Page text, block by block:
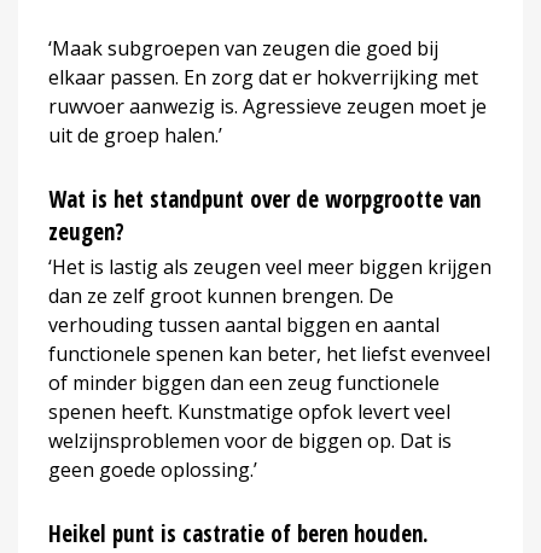
‘Maak subgroepen van zeugen die goed bij
elkaar passen. En zorg dat er hokverrijking met
ruwvoer aanwezig is. Agressieve zeugen moet je
uit de groep halen.’
Wat is het standpunt over de worpgrootte van
zeugen?
‘Het is lastig als zeugen veel meer biggen krijgen
dan ze zelf groot kunnen brengen. De
verhouding tussen aantal biggen en aantal
functionele spenen kan beter, het liefst evenveel
of minder biggen dan een zeug functionele
spenen heeft. Kunstmatige opfok levert veel
welzijnsproblemen voor de biggen op. Dat is
geen goede oplossing.’
Heikel punt is castratie of beren houden.